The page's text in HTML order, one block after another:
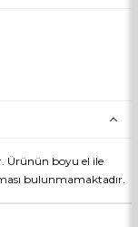
Ürünün boyu el ile
bulunmamaktadır.